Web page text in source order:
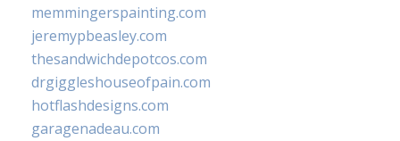
memmingerspainting.com
jeremypbeasley.com
thesandwichdepotcos.com
drgiggleshouseofpain.com
hotflashdesigns.com
garagenadeau.com